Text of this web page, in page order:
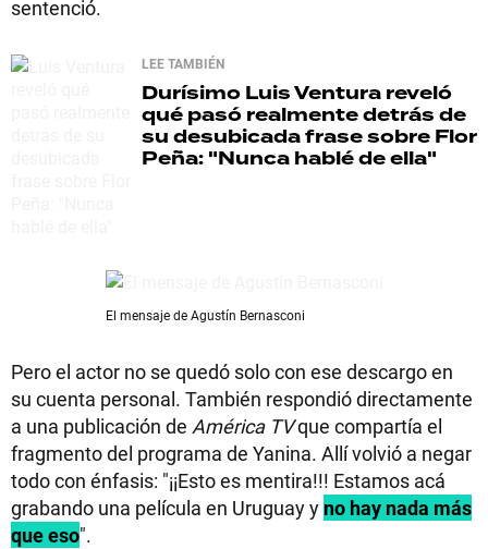
sentenció.
LEE TAMBIÉN
Durísimo Luis Ventura reveló
qué pasó realmente detrás de
su desubicada frase sobre Flor
Peña: "Nunca hablé de ella"
El mensaje de Agustín Bernasconi
Pero el actor no se quedó solo con ese descargo en
su cuenta personal. También respondió directamente
a una publicación de América TVque compartía el
fragmento del programa de Yanina. Allí volvió a negar
todo con énfasis: "¡¡Esto es mentira!!! Estamos acá
grabando una película en Uruguay y no hay nada más
que eso".